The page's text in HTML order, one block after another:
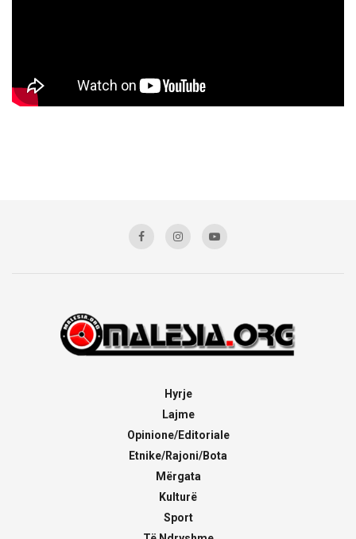
Hyrje
Lajme
Opinione/Editoriale
Etnike/Rajoni/Bota
Mërgata
Kulturë
Sport